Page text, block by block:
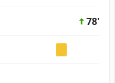
78'